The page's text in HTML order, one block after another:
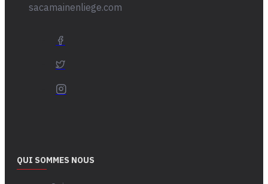
sacamainenliege.com
QUI SOMMES NOUS